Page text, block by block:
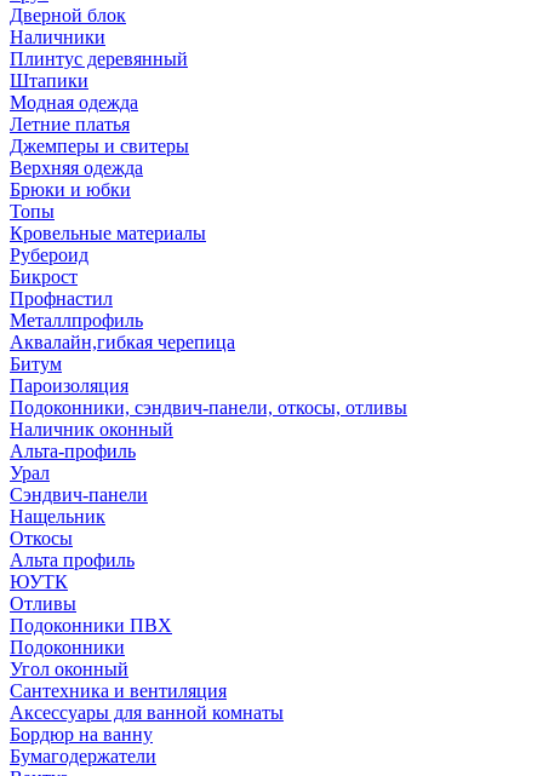
Дверной блок
Наличники
Плинтус деревянный
Штапики
Модная одежда
Летние платья
Джемперы и свитеры
Верхняя одежда
Брюки и юбки
Топы
Кровельные материалы
Рубероид
Бикрост
Профнастил
Металлпрофиль
Аквалайн,гибкая черепица
Битум
Пароизоляция
Подоконники, сэндвич-панели, откосы, отливы
Наличник оконный
Альта-профиль
Урал
Сэндвич-панели
Нащельник
Откосы
Альта профиль
ЮУТК
Отливы
Подоконники ПВХ
Подоконники
Угол оконный
Сантехника и вентиляция
Аксессуары для ванной комнаты
Бордюр на ванну
Бумагодержатели